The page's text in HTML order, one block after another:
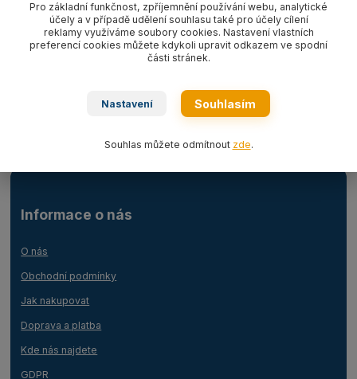
Zboží zařazeno v kategoriích
Lesnické řetězy, kladky
Příslušenství/náhradní díly G8
Informace o nás
O nás
Obchodní podmínky
Jak nakupovat
Doprava a platba
Kde nás najdete
GDPR
Pro základní funkčnost, zpříjemnění používání webu, analytické
účely a v případě udělení souhlasu také pro účely cílení
reklamy využíváme soubory cookies. Nastavení vlastních
preferencí cookies můžete kdykoli upravit odkazem ve spodní
části stránek.
Nastavení Souhlasím
Souhlas můžete odmítnout zde.